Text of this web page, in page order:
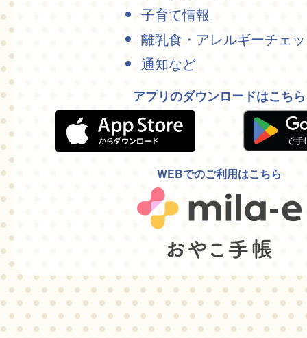
子育て情報
離乳食・アレルギーチェ
通知など
アプリのダウンロードはこちら
WEBでのご利用はこちら